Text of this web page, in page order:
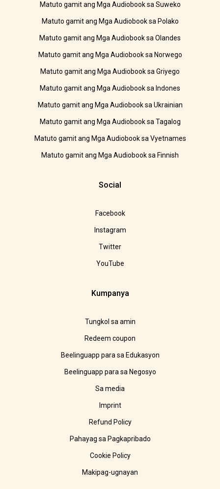
Matuto gamit ang Mga Audiobook sa Suweko
Matuto gamit ang Mga Audiobook sa Polako
Matuto gamit ang Mga Audiobook sa Olandes
Matuto gamit ang Mga Audiobook sa Norwego
Matuto gamit ang Mga Audiobook sa Griyego
Matuto gamit ang Mga Audiobook sa Indones
Matuto gamit ang Mga Audiobook sa Ukrainian
Matuto gamit ang Mga Audiobook sa Tagalog
Matuto gamit ang Mga Audiobook sa Vyetnames
Matuto gamit ang Mga Audiobook sa Finnish
Social
Facebook
Instagram
Twitter
YouTube
Kumpanya
Tungkol sa amin
Redeem coupon
Beelinguapp para sa Edukasyon
Beelinguapp para sa Negosyo
Sa media
Imprint
Refund Policy
Pahayag sa Pagkapribado
Cookie Policy
Makipag-ugnayan